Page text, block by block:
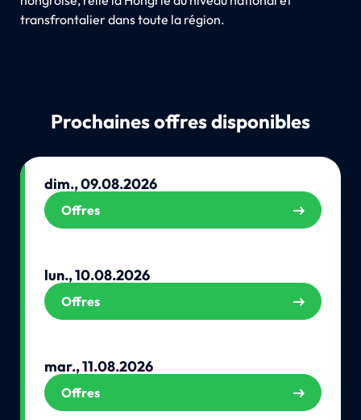
transfrontalier dans toute la région.
Prochaines offres disponibles
dim., 09.08.2026
Offres
lun., 10.08.2026
Offres
mar., 11.08.2026
Offres